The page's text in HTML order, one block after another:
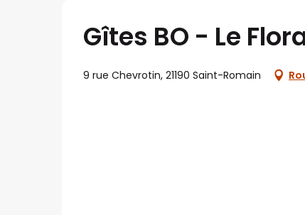
Gîtes BO - Le
9 rue Chevrotin, 21190 Saint-Romain